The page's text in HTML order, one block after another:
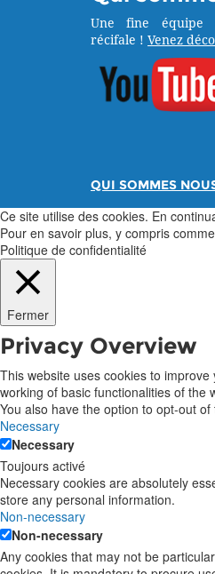
Une fine équipe
récifale ! Venez
QUI SOMMES
Ce site utilise des cookies. En
Pour en savoir plus, y compris
Politique de confidentialité
Fermer
Privacy Overview
This website uses cookies to
working of basic functionalities of the
You also have the option to opt-out
Necessary
Necessary
Toujours activé
Necessary cookies are absolutely
store any personal information.
Non-necessary
Non-necessary
Any cookies that may not be